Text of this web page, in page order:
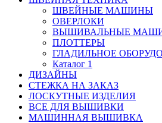
ШВЕЙНЫЕ МАШИНЫ
ОВЕРЛОКИ
ВЫШИВАЛЬНЫЕ
ПЛОТТЕРЫ
ГЛАДИЛЬНОЕ
Каталог 1
ДИЗАЙНЫ
СТЕЖКА НА ЗАКАЗ
ЛОСКУТНЫЕ ИЗДЕЛИЯ
ВСЕ ДЛЯ ВЫШИВКИ
МАШИННАЯ ВЫШИВКА